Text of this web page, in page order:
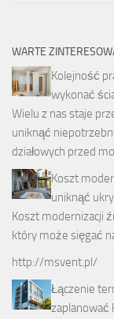
WARTE
Kolejność
wykonać
Wielu z nas staje
uniknąć
działowych przed
Koszt
uniknąć
Koszt modernizacji
który może sięgać
http://msvent.pl/
Łączenie
zaplanować